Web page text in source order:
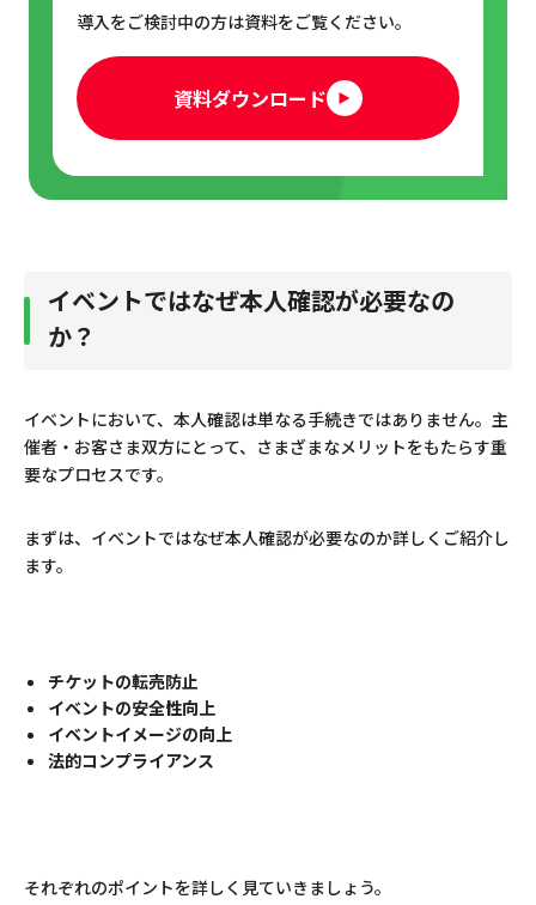
学生証
本人確認を含めたイベント入場をスムーズにするた
顔認証システムを導入する
サービス」
まとめ
導入をご検討中の方は資料をご覧ください。
資料ダウンロード
イベントではなぜ本人確認が必要なの
か？
イベントにおいて、本人確認は単なる手続きではありません。主
催者・お客さま双方にとって、さまざまなメリットをもたらす重
要なプロセスです。
まずは、イベントではなぜ本人確認が必要なのか詳しくご紹介し
ます。
チケットの転売防止
イベントの安全性向上
イベントイメージの向上
法的コンプライアンス
それぞれのポイントを詳しく見ていきましょう。